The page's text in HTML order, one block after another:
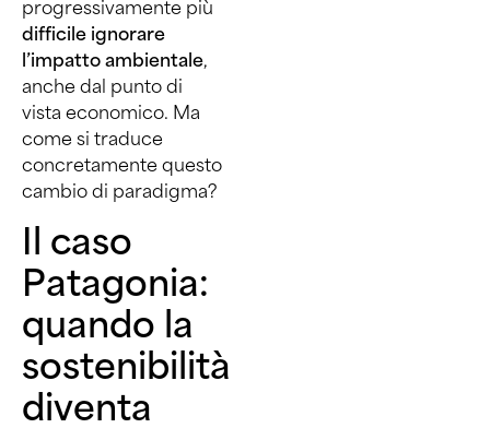
difficile ignorare
l’impatto ambientale,
anche dal punto di
vista economico. Ma
come si traduce
concretamente questo
cambio di paradigma?
Il caso
Patagonia:
quando la
sostenibilità
diventa